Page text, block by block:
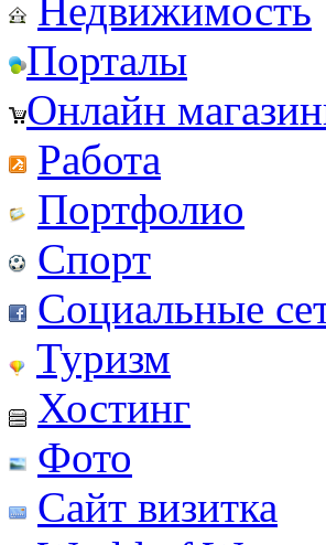
Недвижимость
Порталы
Онлайн
Работа
Портфолио
Спорт
Социальные
Туризм
Хостинг
Фото
Сайт визитка